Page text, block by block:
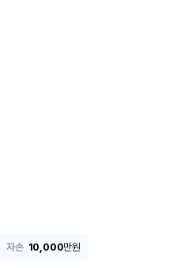
자손 10,000만원